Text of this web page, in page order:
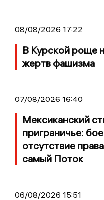
08/08/2026 17:22
В Курской роще
жертв фашизма
07/08/2026 16:40
Мексиканский
приграничье:
отсутствие
самый Поток
06/08/2026 15:51